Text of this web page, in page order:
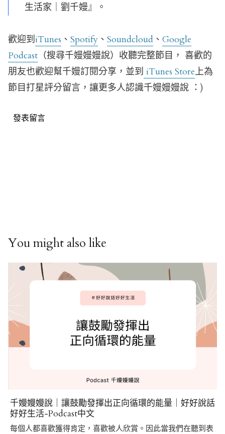
生活家｜劉千嫚』。
歡迎到iTunes 、 Spotify 、 Soundcloud 、 Google
Podcast （搜尋千嫚嫚嫚說）收聽完整節目， 喜歡的
朋友也歡迎幫千嫚訂閱分享，並到 iTunes Store上為
節目打星評分留言，讓更多人認識千嫚嫚嫚說 ：)
發表留言
You might also like
千嫚嫚嫚說｜讓鼓勵發揮出正向循環的能量｜好好說話
好好生活-Podcast中文
每個人都喜歡獲得肯定，喜歡被人欣賞。因此當我們在聽到表